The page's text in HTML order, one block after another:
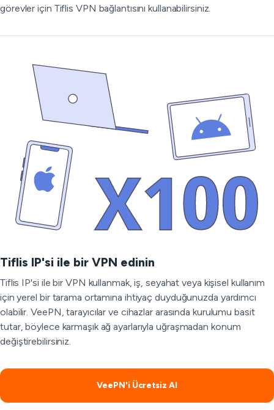
görevler için Tiflis VPN bağlantısını kullanabilirsiniz.
Tiflis IP'si ile bir VPN edinin
Tiflis IP'si ile bir VPN kullanmak, iş, seyahat veya kişisel kullanım
için yerel bir tarama ortamına ihtiyaç duyduğunuzda yardımcı
olabilir. VeePN, tarayıcılar ve cihazlar arasında kurulumu basit
tutar, böylece karmaşık ağ ayarlarıyla uğraşmadan konum
değiştirebilirsiniz.
VeePN'i Ücretsiz Al